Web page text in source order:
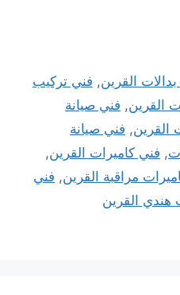
القرين, فني تركيب
القرين, فني صيانة
القرين, فني صيانة
, فني كاميرات القرين,
مراقبة القرين, فني
هندي القرين